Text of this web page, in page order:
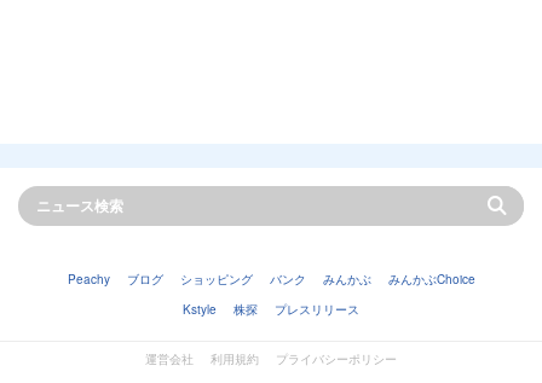
Peachy ブログ ショッピング バンク みんかぶ
みんかぶChoice
Kstyle
株探 プレスリリース
運営会社 利用規約
プライバシーポリシー